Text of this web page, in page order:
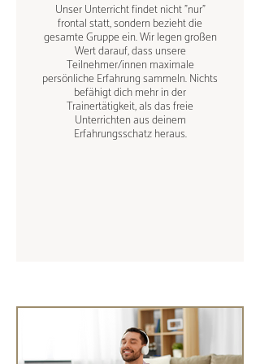
Unser Unterricht findet nicht "nur"
frontal statt, sondern bezieht die
gesamte Gruppe ein. Wir legen großen
Wert darauf, dass unsere
Teilnehmer/innen maximale
persönliche Erfahrung sammeln. Nichts
befähigt dich mehr in der
Trainertätigkeit, als das freie
Unterrichten aus deinem
Erfahrungsschatz heraus.